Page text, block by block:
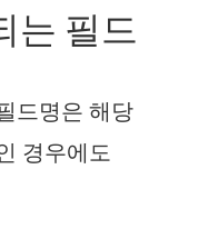
는 필드
드명은 해당
경우에도